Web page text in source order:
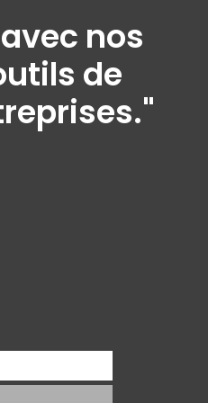
nos
de